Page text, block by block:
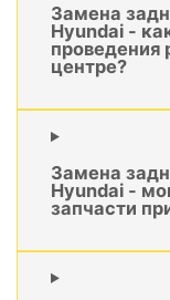
Замена
Hyundai -
проведения
центре?
Замена
Hyundai -
запчасти